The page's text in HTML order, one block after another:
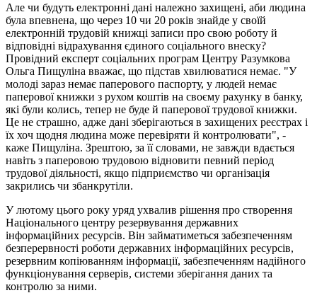
Але чи будуть електронні дані належно захищені, аби людина
була впевнена, що через 10 чи 20 років знайде у своїй
електронній трудовій книжці записи про свою роботу й
відповідні відрахування єдиного соціального внеску?
Провідний експерт соціальних програм Центру Разумкова
Ольга Пищуліна вважає, що підстав хвилюватися немає. "У
молоді зараз немає паперового паспорту, у людей немає
паперової книжки з рухом коштів на своєму рахунку в банку,
які були колись, тепер не буде й паперової трудової книжки.
Це не страшно, адже дані зберігаються в захищених реєстрах і
їх хоч щодня людина може перевіряти й контролювати", -
каже Пищуліна. Зрештою, за її словами, не завжди вдається
навіть з паперовою трудовою відновити певний період
трудової діяльності, якщо підприємство чи організація
закрились чи збанкрутіли.
У лютому цього року уряд ухвалив рішення про створення
Національного центру резервування державних
інформаційних ресурсів. Він займатиметься забезпеченням
безперервності роботи державних інформаційних ресурсів,
резервним копіюванням інформації, забезпеченням надійного
функціонування серверів, системи зберігання даних та
контролю за ними.